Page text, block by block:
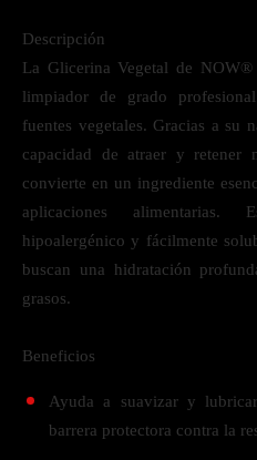
Descripción
La Glicerina Vegetal de
limpiador de grado
fuentes vegetales. Gracias a su
capacidad de atraer y retener
convierte en un ingrediente
aplicaciones
hipoalergénico y fácilmente
buscan una hidratación
grasos.
Beneficios
Ayuda a suavizar y
barrera protectora contra la